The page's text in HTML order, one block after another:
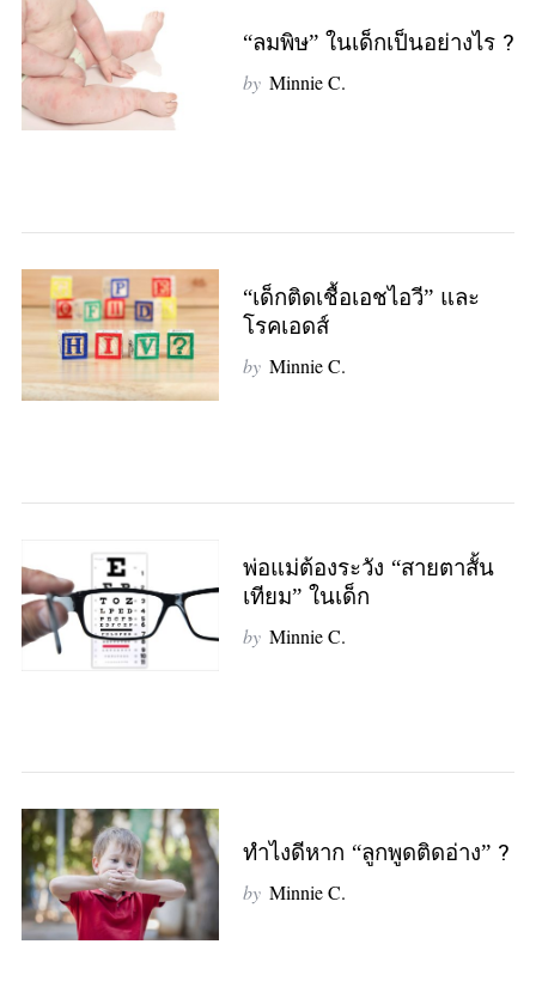
“ลมพิษ” ในเด็กเป็นอย่างไร ?
by Minnie C.
“เด็กติดเชื้อเอชไอวี” และ
โรคเอดส์
by Minnie C.
พ่อแม่ต้องระวัง “สายตาสั้น
เทียม” ในเด็ก
by Minnie C.
ทำไงดีหาก “ลูกพูดติดอ่าง” ?
by Minnie C.
c
f
o
r
: